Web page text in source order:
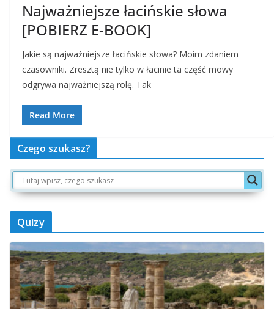
Najważniejsze łacińskie słowa
[POBIERZ E-BOOK]
Jakie są najważniejsze łacińskie słowa? Moim zdaniem
czasowniki. Zresztą nie tylko w łacinie ta część mowy
odgrywa najważniejszą rolę. Tak
Read More
Czego szukasz?
Quizy